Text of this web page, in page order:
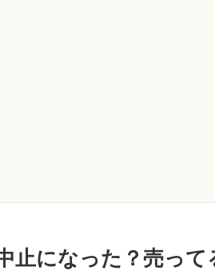
止になった？売って